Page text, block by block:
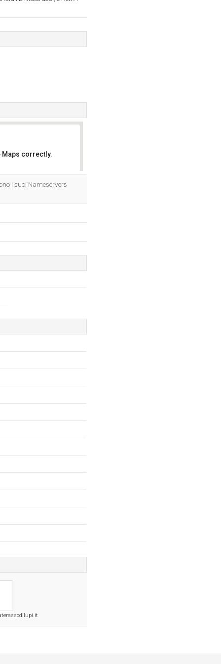
Maps correctly.
i suoi Nameservers